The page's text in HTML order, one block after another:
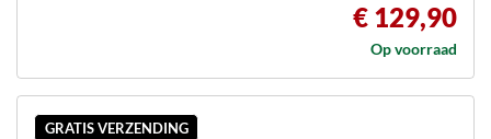
€ 129,90
Op voorraad
GRATIS VERZENDING